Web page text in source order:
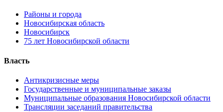
Районы и города
Новосибирская область
Новосибирск
75 лет Новосибирской области
Власть
Антикризисные меры
Государственные и муниципальные заказы
Муниципальные образования Новосибирской области
Трансляции заседаний правительства